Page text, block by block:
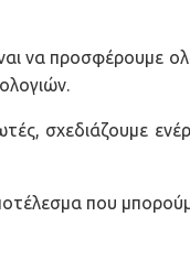
να προσφέρουμε
σχεδιάζουμε
που